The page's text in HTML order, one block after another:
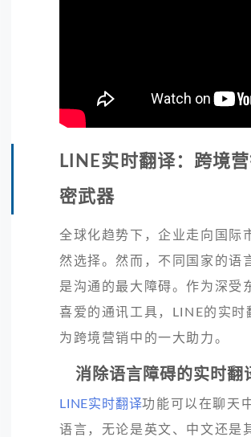
LINE实时翻译：跨境
密武器
全球化趋势下，企业走向国际
然选择。然而，不同国家的语
是沟通的最大障碍。作为深受
喜爱的通讯工具，LINE的实时
为跨境营销中的一大助力。
消除语言障碍的实时翻
LINE实时翻译功能可以在聊天
语言，无论是英文、中文还是